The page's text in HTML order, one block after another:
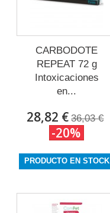
CARBODOTE
REPEAT 72 g
Intoxicaciones
en...
28,82 € 36,03 €
-20%
PRODUCTO EN STOCK